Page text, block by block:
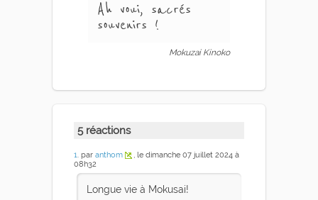
Ah voui, sacrés
souvenirs !
Mokuzai Kinoko
5 réactions
1. par anthom
, le dimanche 07 juillet 2024 à
08h32
Longue vie à Mokusai!